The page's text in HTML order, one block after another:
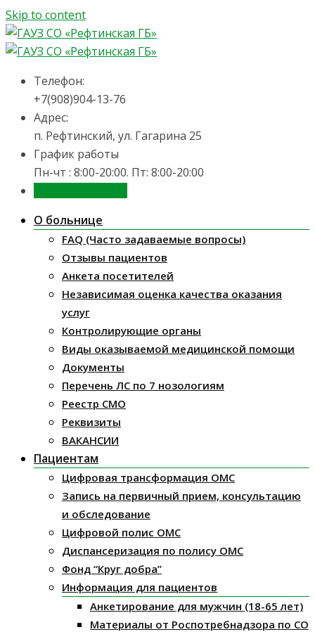
Skip to content
Телефон:
+7(908)904-13-76
Адрес:
п. Рефтинский, ул. Гагарина 25
График работы
Пн-чт : 8:00-20:00. Пт: 8:00-20:00
О больнице
FAQ (Часто задаваемые вопросы)
Отзывы пациентов
Анкета посетителей
Независимая оценка качества оказания
услуг
Контролирующие органы
Виды оказываемой медицинской помощи
Документы
Перечень ЛС по 7 нозологиям
Реестр СМО
Реквизиты
ВАКАНСИИ
Пациентам
Цифровая трансформация ОМС
Запись на первичный прием, консультацию
и обследование
Цифровой полис ОМС
Диспансеризация по полису ОМС
Фонд “Круг добра”
Информация для пациентов
Анкетирование для мужчин (18-65 лет)
Материалы от Роспотребнадзора по СО